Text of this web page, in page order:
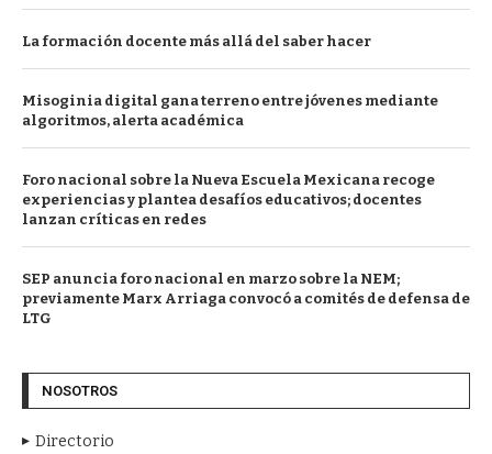
La formación docente más allá del saber hacer
Misoginia digital gana terreno entre jóvenes mediante
algoritmos, alerta académica
Foro nacional sobre la Nueva Escuela Mexicana recoge
experiencias y plantea desafíos educativos; docentes
lanzan críticas en redes
SEP anuncia foro nacional en marzo sobre la NEM;
previamente Marx Arriaga convocó a comités de defensa de
LTG
NOSOTROS
Directorio